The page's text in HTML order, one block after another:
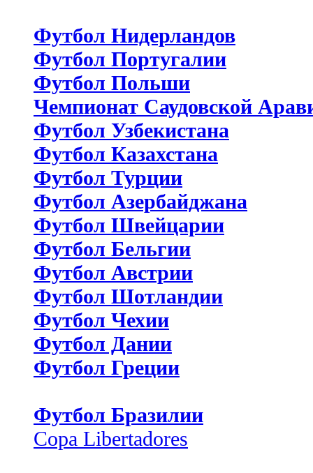
Футбол Нидерландов
Футбол Португалии
Футбол Польши
Чемпионат Саудовской
Футбол Узбекистана
Футбол Казахстана
Футбол Турции
Футбол Азербайджана
Футбол Швейцарии
Футбол Бельгии
Футбол Австрии
Футбол Шотландии
Футбол Чехии
Футбол Дании
Футбол Греции
Футбол Бразилии
Copa Libertadores